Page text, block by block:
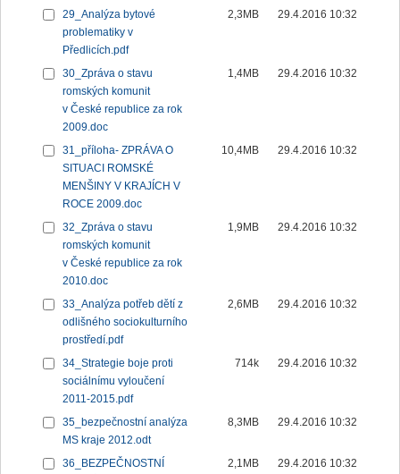
29_Analýza bytové
problematiky v
Předlicích.pdf
2,3MB 29.4.2016 10:32
30_Zpráva o stavu
romských komunit
v České republice za rok
2009.doc
1,4MB 29.4.2016 10:32
31_příloha- ZPRÁVA O
SITUACI ROMSKÉ
MENŠINY V KRAJÍCH V
ROCE 2009.doc
10,4MB 29.4.2016 10:32
32_Zpráva o stavu
romských komunit
v České republice za rok
2010.doc
1,9MB 29.4.2016 10:32
33_Analýza potřeb dětí z
odlišného sociokulturního
prostředí.pdf
2,6MB 29.4.2016 10:32
34_Strategie boje proti
sociálnímu vyloučení
2011-2015.pdf
714k 29.4.2016 10:32
35_bezpečnostní analýza
MS kraje 2012.odt
8,3MB 29.4.2016 10:32
36_BEZPEČNOSTNÍ
2,1MB 29.4.2016 10:32